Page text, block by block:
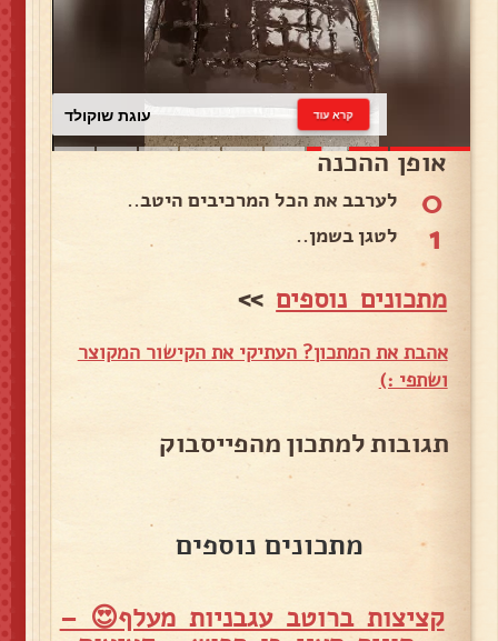
עוגת שוקולד קרא עוד
אופן ההכנה
0 לערבב את הכל המרכיבים היטב..
1 לטגן בשמן..
מתכונים נוספים >>
אהבת את המתכון? העתיקי את הקישור המקוצר
ושתפי :)
תגובות למתכון מהפייסבוק
מתכונים נוספים
קציצות ברוטב עגבניות מעלף😍 –